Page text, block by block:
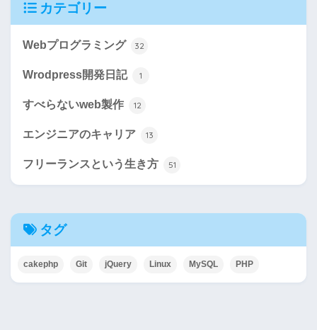
カテゴリー
Webプログラミング 32
Wrodpress開発日記 1
すべらないweb製作 12
エンジニアのキャリア 13
フリーランスという生き方 51
タグ
cakephp Git jQuery Linux MySQL PHP